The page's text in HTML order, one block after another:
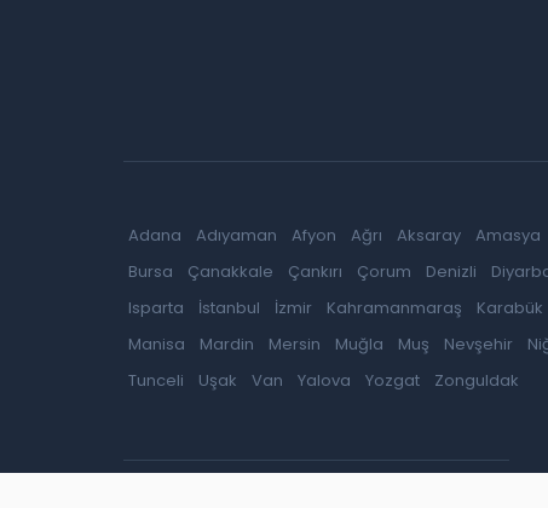
Adana Adıyaman Afyon Ağrı Aksaray Amasya
Bursa
Çanakkale Çankırı Çorum Denizli
Isparta
İstanbul İzmir Kahramanmaraş Karabük
Manisa
Mardin Mersin Muğla Muş Nevşehir
Tunceli
Uşak Van Yalova Yozgat Zonguldak